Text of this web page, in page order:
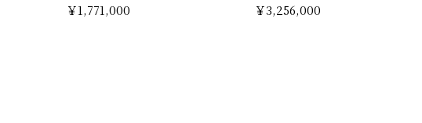
￥1,771,000
￥3,256,000